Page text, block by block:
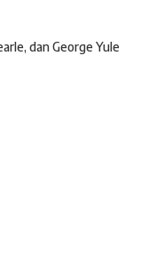
dan George Yule